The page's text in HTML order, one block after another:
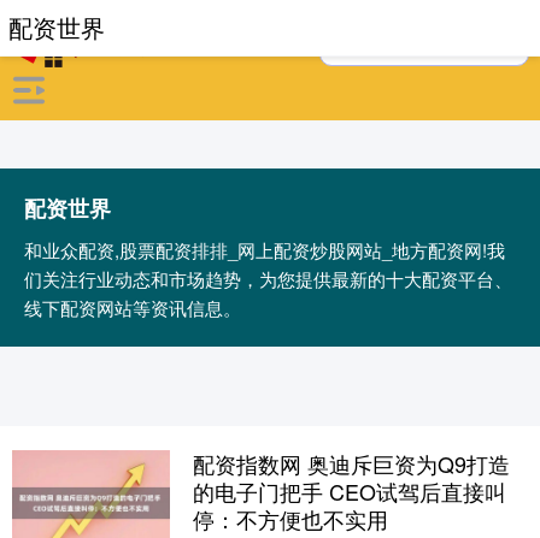
配资世界
和业众配资,股票配资排排_网上配资炒股网站_地方配资网!我
们关注行业动态和市场趋势，为您提供最新的十大配资平台、
线下配资网站等资讯信息。
配资世界
配资指数网 奥迪斥巨资为Q9打造
的电子门把手 CEO试驾后直接叫
停：不方便也不实用